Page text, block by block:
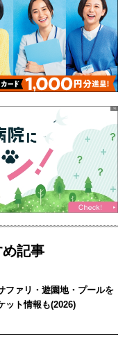
記事
ファリ・遊園地・プールを
ット情報も(2026)